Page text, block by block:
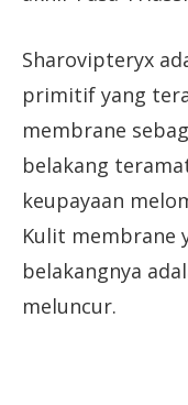
Sharovipteryx
primitif yang
membrane
belakang
keupayaan
Kulit membrane
belakangnya
meluncur.